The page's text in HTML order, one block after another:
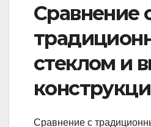
Сравнение
стеклом и
Сравнение с